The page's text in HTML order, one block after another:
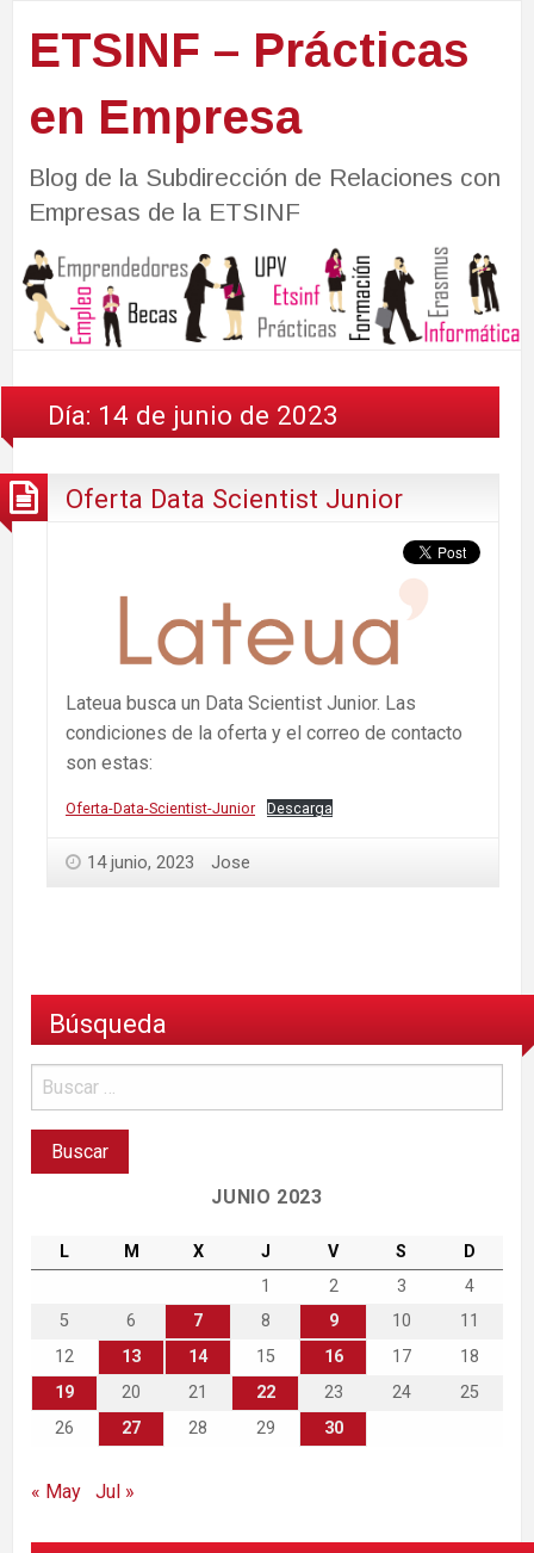
ETSINF – Prácticas
en Empresa
Blog de la Subdirección de Relaciones con
Empresas de la ETSINF
Día: 14 de junio de 2023
Oferta Data Scientist Junior
Lateua busca un Data Scientist Junior. Las
condiciones de la oferta y el correo de contacto
son estas:
Oferta-Data-Scientist-Junior Descarga
14 junio, 2023 Jose
Búsqueda
JUNIO 2023
L M X J V S
D
1
2 3
4
5
6 7 8 9 10
11
12
13 14 15 16 17
18
19
20 21 22 23 24
25
26
27 28 29 30
« May Jul »